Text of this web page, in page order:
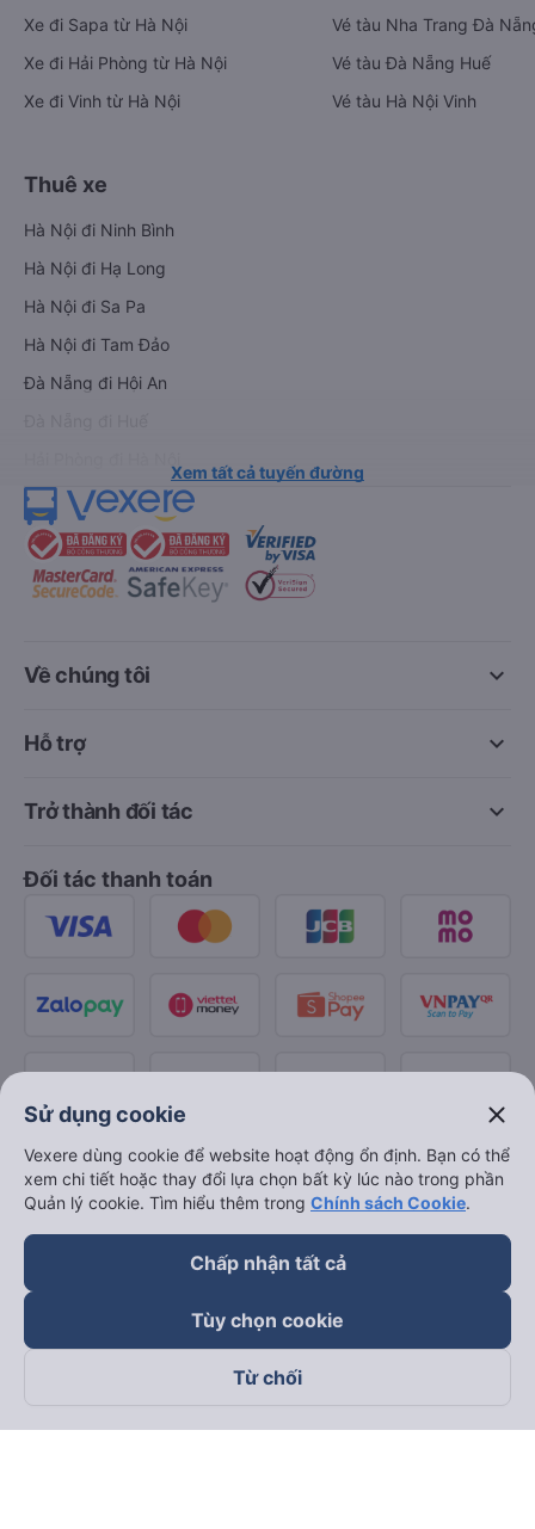
Xe đi Sapa từ Hà Nội
Xe đi Hải Phòng từ Hà Nội
Xe đi Vinh từ Hà Nội
Vé tàu Nha Trang Đà
Vé tàu Đà Nẵng Huế
Vé tàu Hà Nội Vinh
Thuê xe
Hà Nội đi Ninh Bình
Hà Nội đi Hạ Long
Hà Nội đi Sa Pa
Hà Nội đi Tam Đảo
Đà Nẵng đi Hội An
Xem tất cả tuyến đường
keyboard_arrow_down
Về chúng tôi
keyboard_arrow_down
Hỗ trợ
keyboard_arrow_down
Trở thành đối tác
Đối tác thanh toán
Theo dõi chúng tôi trên
Sử dụng cookie close
Vexere dùng cookie để website hoạt động ổn định. Bạn có thể
xem chi tiết hoặc thay đổi lựa chọn bất kỳ lúc nào trong phần
Quản lý cookie. Tìm hiểu thêm trong Chính sách Cookie.
Chấp nhận tất cả
Tùy chọn cookie
Từ chối